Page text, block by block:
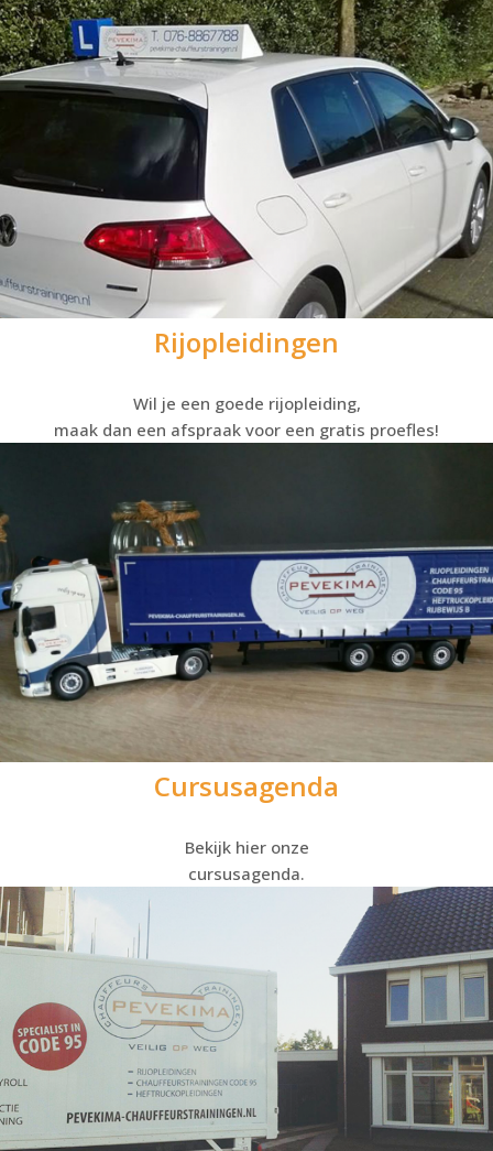
Rijopleidingen
Wil je een goede rijopleiding,
maak dan een afspraak voor een gratis proefles!
Cursusagenda
Bekijk hier onze
cursusagenda.